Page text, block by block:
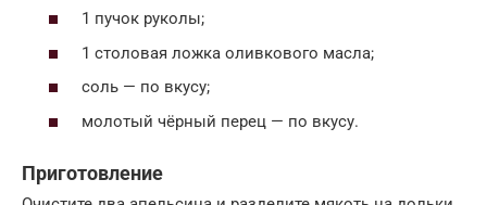
1 пучок руколы;
1 столовая ложка оливкового масла;
соль — по вкусу;
молотый чёрный перец — по вкусу.
Приготовление